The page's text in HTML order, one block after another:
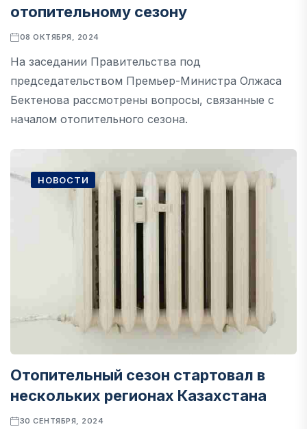
отопительному сезону
08 ОКТЯБРЯ, 2024
На заседании Правительства под
председательством Премьер-Министра Олжаса
Бектенова рассмотрены вопросы, связанные с
началом отопительного сезона.
НОВОСТИ
Отопительный сезон стартовал в
нескольких регионах Казахстана
30 СЕНТЯБРЯ, 2024